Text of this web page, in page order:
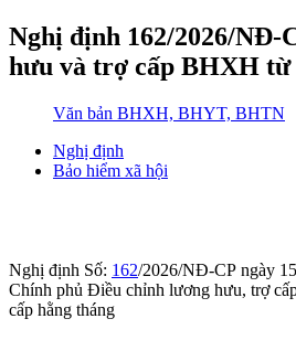
Nghị định 162/2026/NĐ-
hưu và trợ cấp BHXH từ
Văn bản BHXH, BHYT, BHTN
Nghị định
Bảo hiểm xã hội
Nghị định Số: 162/2026/NĐ-CP ngày
Chính phủ Điều chỉnh lương hưu, trợ
cấp hằng tháng